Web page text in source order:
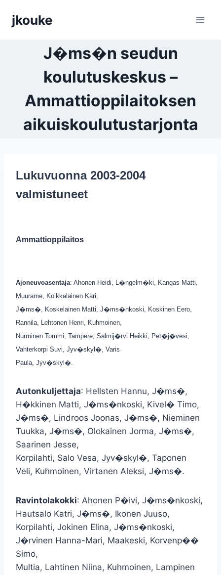
sisältöön
jkouke
J�ms�n seudun
koulutuskeskus –
Ammattioppilaitoksen
aikuiskoulutustarjonta
Lukuvuonna 2003-2004
valmistuneet
Ammattioppilaitos
Ajoneuvoasentaja: Ahonen Heidi, L�ngelm�ki, Kangas Matti,
Muurame, Koikkalainen Kari,
J�ms�, Koskelainen Matti, J�ms�nkoski, Koskinen Eero,
Rannila, Lehtonen Henri, Kuhmoinen,
Nurminen Tommi, Tampere, Salmij�rvi Heikki, Pet�j�vesi,
Vahterkorpi Suvi, Jyv�skyl�, Varis
Paula, Jyv�skyl�.
Autonkuljettaja: Hellsten Hannu, J�ms�,
H�kkinen Matti, J�ms�nkoski, Kivel� Timo,
J�ms�, Lindroos Joonas, J�ms�, Nieminen
Tuukka, J�ms�, Olokainen Jorma, J�ms�,
Saarinen Jesse,
Korpilahti, Salo Vesa, Jyv�skyl�, Taponen
Veli, Kuhmoinen, Virtanen Aleksi, J�ms�.
Ravintolakokki: Ahonen P�ivi, J�ms�nkoski,
Hautsalo Katri, J�ms�, Ikonen Juuso,
Korpilahti, Jokinen Elina, J�ms�nkoski,
J�rvinen Hanna-Mari, Maakeski, Korvenp��
Simo,
Multia, Lahtinen Niina, Kuhmoinen, Lampinen